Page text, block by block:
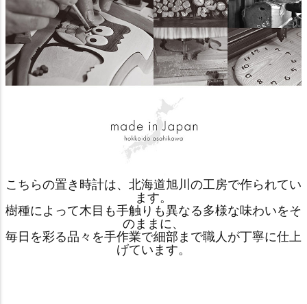
こちらの置き時計は、北海道旭川の工房で作られてい
ます。
樹種によって木目も手触りも異なる多様な味わいをそ
のままに、
毎日を彩る品々を手作業で細部まで職人が丁寧に仕上
げています。